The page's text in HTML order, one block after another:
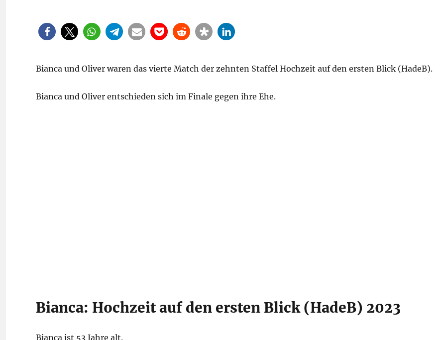
Bianca und Oliver waren das vierte Match der zehnten Staffel Hochzeit auf den ersten Blick (HadeB).
Bianca und Oliver entschieden sich im Finale gegen ihre Ehe.
Bianca: Hochzeit auf den ersten Blick (HadeB) 2023
Bianca ist 53 Jahre alt.